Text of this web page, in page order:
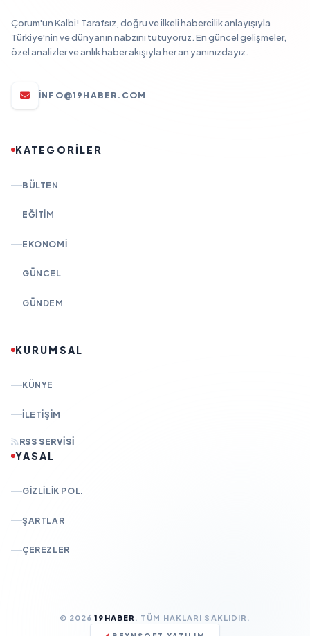
Çorum'un Kalbi! Tarafsız, doğru ve ilkeli habercilik anlayışıyla
Türkiye'nin ve dünyanın nabzını tutuyoruz. En güncel gelişmeler,
özel analizler ve anlık haber akışıyla her an yanınızdayız.
INFO@19HABER.COM
KATEGORİLER
BÜLTEN
EĞITIM
EKONOMI
GÜNCEL
GÜNDEM
KURUMSAL
KÜNYE
İLETIŞIM
RSS SERVISI
YASAL
GIZLILIK POL.
ŞARTLAR
ÇEREZLER
© 202619HABER . TÜM HAKLARI SAKLIDIR.